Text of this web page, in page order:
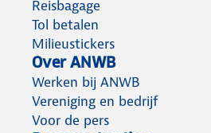
Reisbagage
Tol betalen
Milieustickers
Over ANWB
Werken bij ANWB
Vereniging en bedrijf
Voor de pers